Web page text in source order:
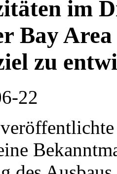
im
Bay
zu
22